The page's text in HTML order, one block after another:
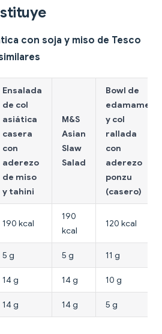
con soja y miso de Tesco
Ensalada
de col
asiática
casera
con
aderezo
de miso
y tahini
M&S
Asian
Slaw
Salad
Bowl de
edamame
y col
rallada
con
aderezo
ponzu
(casero)
190 kcal
190
kcal
120 kcal
5 g 5 g 11 g
14 g 14 g 10 g
14 g 14 g 5 g